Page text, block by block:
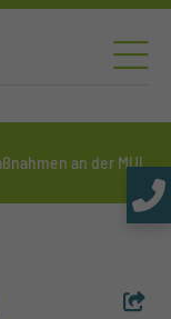
an der MUL